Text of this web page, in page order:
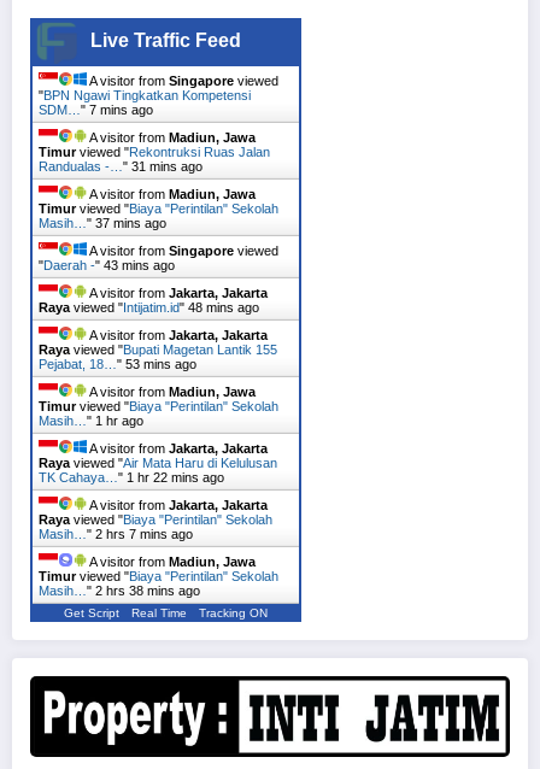
Live Traffic Feed
A visitor from Singapore viewed
"BPN Ngawi Tingkatkan Kompetensi
SDM… " 7 mins ago
A visitor from Madiun, Jawa
Timurviewed "Rekontruksi Ruas Jalan
Randualas -… " 31 mins ago
A visitor from Madiun, Jawa
Timurviewed "Biaya "Perintilan" Sekolah
Masih… " 37 mins ago
A visitor from Singapore viewed
"Daerah -" 43 mins ago
A visitor from Jakarta, Jakarta
Raya viewed "Intijatim.id" 48 mins ago
A visitor from Jakarta, Jakarta
Raya viewed "Bupati Magetan Lantik 155
Pejabat, 18… " 53 mins ago
A visitor from Madiun, Jawa
Timurviewed "Biaya "Perintilan" Sekolah
Masih… " 1 hr ago
A visitor from Jakarta, Jakarta
Raya viewed "Air Mata Haru di Kelulusan
TK Cahaya… " 1 hr 22 mins ago
A visitor from Jakarta, Jakarta
Raya viewed "Biaya "Perintilan" Sekolah
Masih… " 2 hrs 7 mins ago
A visitor from Madiun, Jawa
Timurviewed "Biaya "Perintilan" Sekolah
Masih… " 2 hrs 38 mins ago
Get Script Real Time Tracking ON